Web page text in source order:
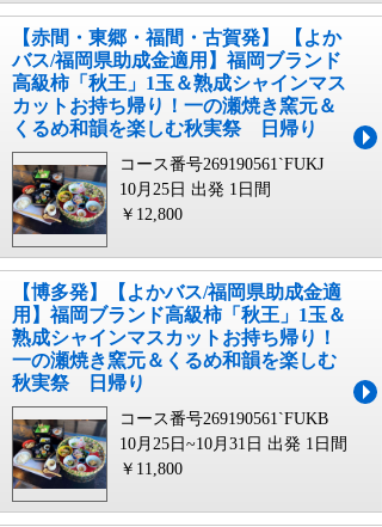
【赤間・東郷・福間・古賀発】 【よか
バス/福岡県助成金適用】福岡ブランド
高級柿「秋王」1玉＆熟成シャインマス
カットお持ち帰り！一の瀬焼き窯元＆
くるめ和韻を楽しむ秋実祭 日帰り
コース番号269190561`FUKJ
10月25日 出発 1日間
￥12,800
【博多発】【よかバス/福岡県助成金適
用】福岡ブランド高級柿「秋王」1玉＆
熟成シャインマスカットお持ち帰り！
一の瀬焼き窯元＆くるめ和韻を楽しむ
秋実祭 日帰り
コース番号269190561`FUKB
10月25日~10月31日 出発 1日間
￥11,800